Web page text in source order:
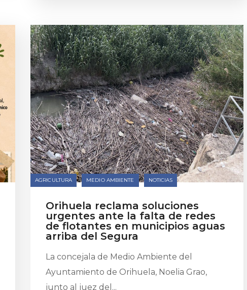
AGRICULTURA MEDIO AMBIENTE NOTICIAS
Orihuela reclama soluciones
urgentes ante la falta de redes
de flotantes en municipios aguas
arriba del Segura
La concejala de Medio Ambiente del
Ayuntamiento de Orihuela, Noelia Grao,
junto al juez del...